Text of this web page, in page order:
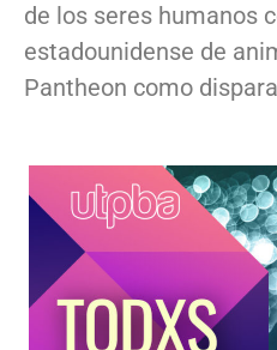
de los seres humanos
estadounidense de
Pantheon como